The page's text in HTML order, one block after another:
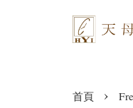
首頁 ›